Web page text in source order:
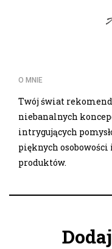
O MNIE
Twój świat
niebanalnych
intrygujących
pięknych
produktów.